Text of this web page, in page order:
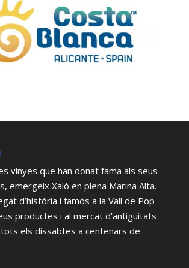
vinyes que han donat fama als seus
emergeix Xaló en plena Marina Alta.
d’història i famós a la Vall de Pop
productes i al mercat d’antiguitats
els dissabtes a centenars de